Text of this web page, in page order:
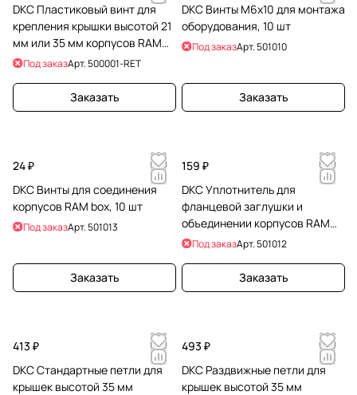
DKC Пластиковый винт для
крепления крышки высотой 21
мм или 35 мм корпусов RAM
boxПод заказАрт.500001-RET
Заказать
DKC Винты М6х10 для монтажа
оборудования, 10 шт
Под заказАрт.501010
Заказать
24 ₽
DKC Винты для соединения
корпусов RAM box, 10 шт
Под заказАрт.501013
Заказать
159 ₽
DKC Уплотнитель для
фланцевой заглушки и
объединении корпусов RAM
box, 3 м
Под заказАрт.501012
Заказать
413 ₽
DKC Стандартные петли для
крышек высотой 35 мм
493 ₽
DKC Раздвижные петли для
крышек высотой 35 мм